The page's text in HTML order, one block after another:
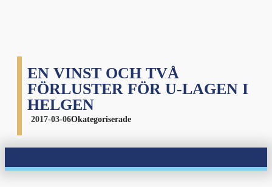
EN VINST OCH TVÅ
FÖRLUSTER FÖR U-LAGEN I
HELGEN
2017-03-06Okategoriserade